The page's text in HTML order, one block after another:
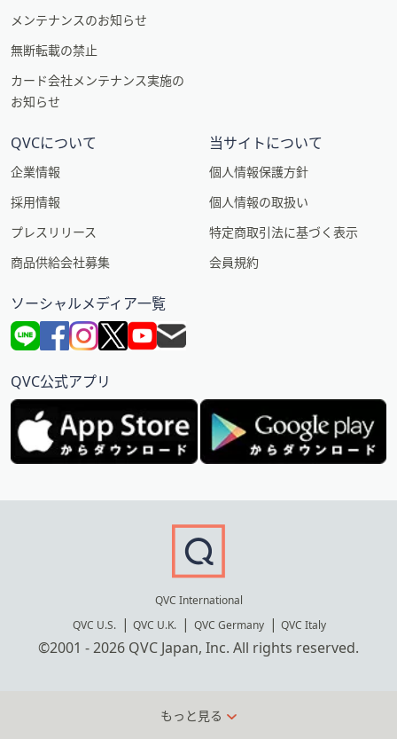
メンテナンスのお知らせ
無断転載の禁止
カード会社メンテナンス実施の
お知らせ
QVCについて
企業情報
採用情報
プレスリリース
商品供給会社募集
当サイトについて
個人情報保護方針
個人情報の取扱い
特定商取引法に基づく表示
会員規約
ソーシャルメディア一覧
QVC公式アプリ
QVC International
QVC U.S.
QVC U.K. QVC Germany QVC Italy
©2001 - 2026 QVC Japan, Inc. All rights reserved.
もっと見る